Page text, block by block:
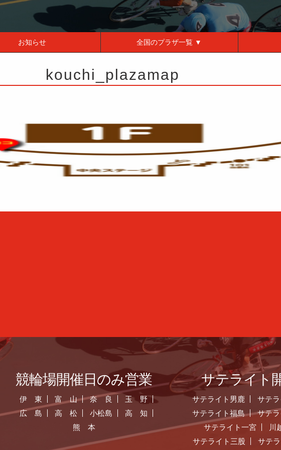
お知らせ 全国のプラザ一覧 ▼
kouchi_plazamap
競輪場開催日のみ営業
伊 東 富 山 奈 良
玉 野
広 島
高 松 小松島
高 知
熊 本
サテライト
サテライト男鹿 サテ
サテライト福島
サテ
サテライト一宮
川
サテライト三股
サテ